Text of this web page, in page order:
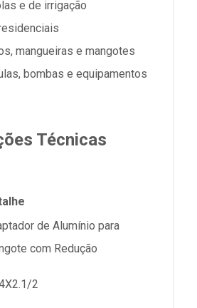
e de irrigação
mangueiras e mangotes
bombas e equipamentos
Técnicas
de Alumínio para
com Redução
2